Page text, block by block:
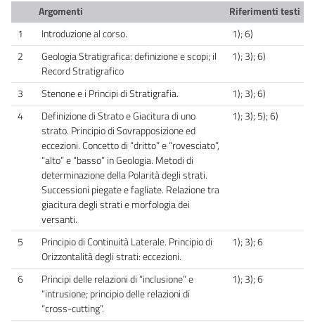
Argomenti
Riferimenti testi
1
Introduzione al corso.
1); 6)
2
Geologia Stratigrafica: definizione e scopi; il
Record Stratigrafico
1); 3); 6)
3 Stenone e i Principi di Stratigrafia.
1); 3); 6)
4
Definizione di Strato e Giacitura di uno
strato. Principio di Sovrapposizione ed
eccezioni. Concetto di “dritto” e “rovesciato”,
“alto” e “basso” in Geologia. Metodi di
determinazione della Polarità degli strati.
Successioni piegate e fagliate. Relazione tra
giacitura degli strati e morfologia dei
versanti.
1); 3); 5); 6)
5
Principio di Continuità Laterale. Principio di
Orizzontalità degli strati: eccezioni.
1); 3); 6
6
Principi delle relazioni di “inclusione” e
“intrusione; principio delle relazioni di
“cross-cutting”.
1); 3); 6